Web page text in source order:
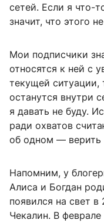
сетей. Если я что-
значит, что этого
Мои подписчики
относятся к ней с
текущей ситуации,
останутся внутри
я давать не буду.
ради охватов
об одном — верить
Напомним, у
Алиса и Богдан
появился на свет
Чекалин. В